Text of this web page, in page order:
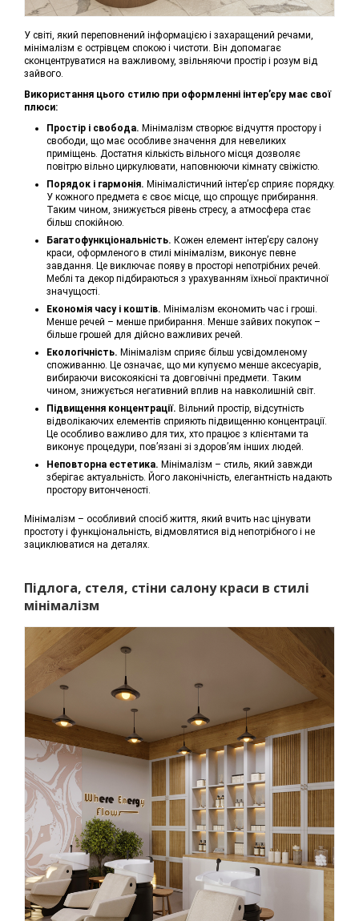
У світі, який переповнений інформацією і захаращений речами,
мінімалізм є острівцем спокою і чистоти. Він допомагає
сконцентруватися на важливому, звільняючи простір і розум від
зайвого.
Використання цього стилю при оформленні інтер’єру має свої
плюси:
Простір і свобода. Мінімалізм створює відчуття простору і
свободи, що має особливе значення для невеликих
приміщень. Достатня кількість вільного місця дозволяє
повітрю вільно циркулювати, наповнюючи кімнату свіжістю.
Порядок і гармонія. Мінімалістичний інтер’єр сприяє порядку.
У кожного предмета є своє місце, що спрощує прибирання.
Таким чином, знижується рівень стресу, а атмосфера стає
більш спокійною.
Багатофункціональність. Кожен елемент інтер’єру салону
краси, оформленого в стилі мінімалізм, виконує певне
завдання. Це виключає появу в просторі непотрібних речей.
Меблі та декор підбираються з урахуванням їхньої практичної
значущості.
Економія часу і коштів. Мінімалізм економить час і гроші.
Менше речей – менше прибирання. Менше зайвих покупок –
більше грошей для дійсно важливих речей.
Екологічність. Мінімалізм сприяє більш усвідомленому
споживанню. Це означає, що ми купуємо менше аксесуарів,
вибираючи високоякісні та довговічні предмети. Таким
чином, знижується негативний вплив на навколишній світ.
Підвищення концентрації. Вільний простір, відсутність
відволікаючих елементів сприяють підвищенню концентрації.
Це особливо важливо для тих, хто працює з клієнтами та
виконує процедури, пов’язані зі здоров’ям інших людей.
Неповторна естетика. Мінімалізм – стиль, який завжди
зберігає актуальність. Його лаконічність, елегантність надають
простору витонченості.
Мінімалізм – особливий спосіб життя, який вчить нас цінувати
простоту і функціональність, відмовлятися від непотрібного і не
зациклюватися на деталях.
Підлога, стеля, стіни салону краси в стилі
мінімалізм